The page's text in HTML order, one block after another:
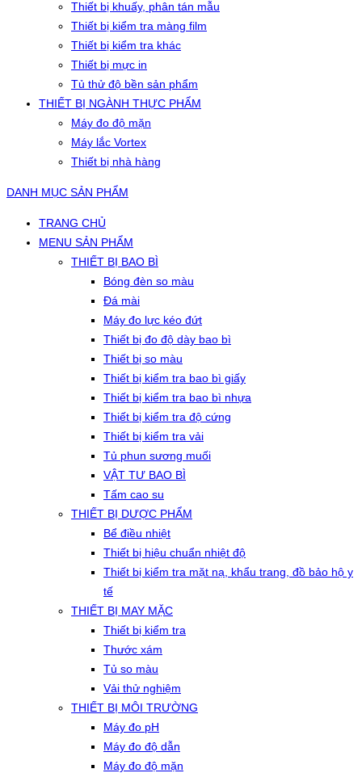
Thiết bị khuấy, phân tán mẫu
Thiết bị kiểm tra màng film
Thiết bị kiểm tra khác
Thiết bị mực in
Tủ thử độ bền sản phẩm
THIẾT BỊ NGÀNH THỰC PHẨM
Máy đo độ mặn
Máy lắc Vortex
Thiết bị nhà hàng
DANH MỤC SẢN PHẨM
TRANG CHỦ
MENU SẢN PHẨM
THIẾT BỊ BAO BÌ
Bóng đèn so màu
Đá mài
Máy đo lực kéo đứt
Thiết bị đo độ dày bao bì
Thiết bị so màu
Thiết bị kiểm tra bao bì giấy
Thiết bị kiểm tra bao bì nhựa
Thiết bị kiểm tra độ cứng
Thiết bị kiểm tra vải
Tủ phun sương muối
VẬT TƯ BAO BÌ
Tấm cao su
THIẾT BỊ DƯỢC PHẨM
Bể điều nhiệt
Thiết bị hiệu chuẩn nhiệt độ
Thiết bị kiểm tra mặt nạ, khẩu trang, đồ bảo hộ y
tế
THIẾT BỊ MAY MẶC
Thiết bị kiểm tra
Thước xám
Tủ so màu
Vải thử nghiệm
THIẾT BỊ MÔI TRƯỜNG
Máy đo pH
Máy đo độ dẫn
Máy đo độ mặn